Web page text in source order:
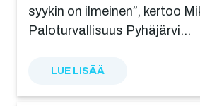
syykin on ilmeinen”, kertoo
Paloturvallisuus Pyhäjärvi…
LUE LISÄÄ